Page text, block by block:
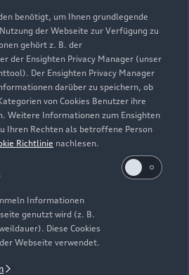
benötigt, um Ihnen grundlegende
der Webseite zur Verfügung zu
gehört z. B. der
der Ensighten Privacy Manager (unser
Der Ensighten Privacy Manager
darüber zu speichern, ob
von Cookies Benutzer ihre
Weitere Informationen zum Ensighten
Ihren Rechten als betroffene Person
Richtlinie nachlesen.
Informationen
genutzt wird (z. B.
Diese Cookies
Webseite verwendet.
64